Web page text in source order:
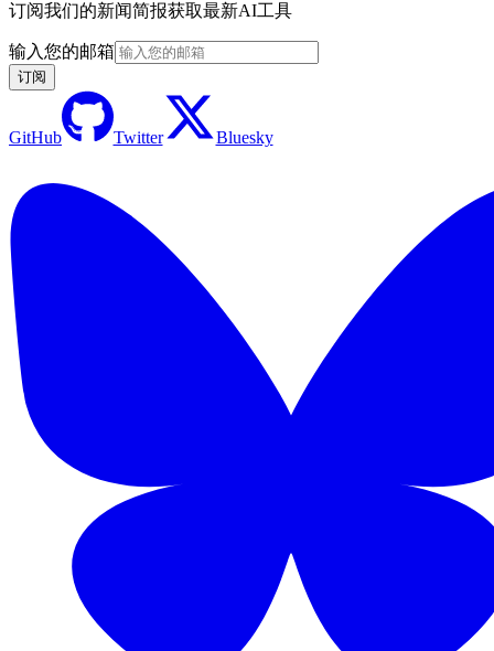
订阅我们的新闻简报获取最新AI工具
输入您的邮箱
订阅
GitHub Twitter Bluesky